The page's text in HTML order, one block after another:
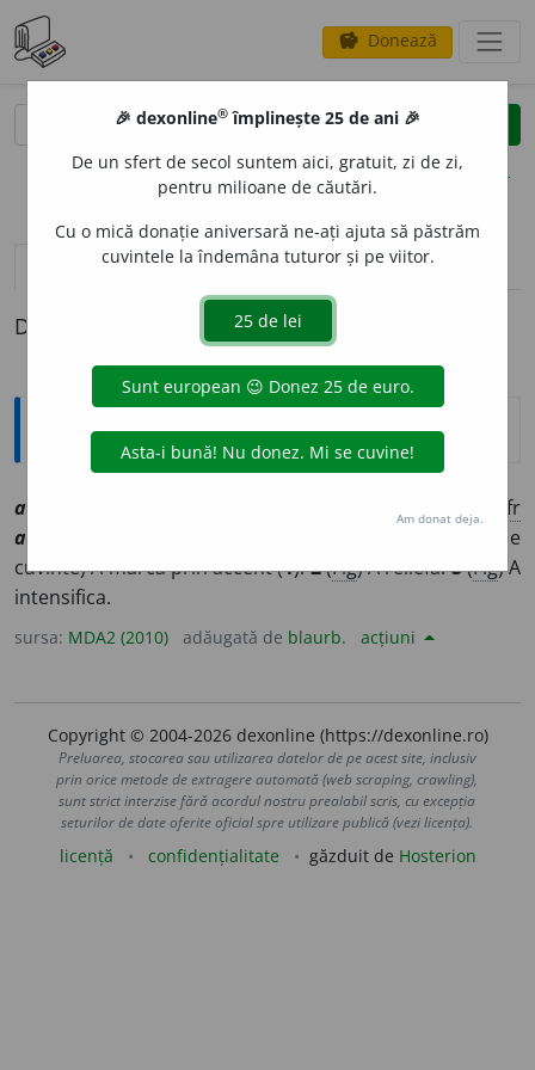
savings Donează
clear
opțiuni
definiții (1) pronunțievolume_up (22)
Definiția cu ID-ul 1005640:
Explicative DEX
accentu
fr
accentuer
vocale, silabe, cuvinte sau grupuri de
cuvinte) A marca prin accent (1).2(Fig) A reliefa.3(Fig) A
intensifica.
sursa: MDA2 (2010) adăugată de blaurb. acțiuni
Copyright © 2004-2026 dexonline (https://dexonline.ro)
Preluarea, stocarea sau utilizarea datelor de pe acest site, inclusiv
prin orice metode de extragere automată (web scraping, crawling),
sunt strict interzise fără acordul nostru prealabil scris, cu excepția
seturilor de date oferite oficial spre utilizare publică (vezi licența).
licență confidențialitate găzduit de Hosterion
🎉 dexonline® împlinește 25 de ani 🎉
De un sfert de secol suntem aici, gratuit, zi de zi,
pentru milioane de căutări.
Cu o mică donație aniversară ne-ați ajuta să păstrăm
cuvintele la îndemâna tuturor și pe viitor.
Am donat deja.